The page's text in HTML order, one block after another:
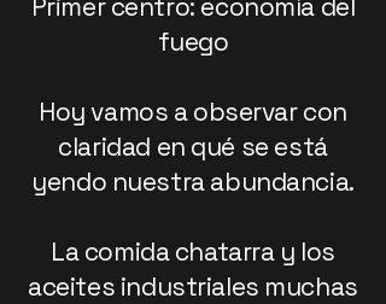
Primer centro: economía del
fuego
Hoy vamos a observar con
claridad en qué se está
yendo nuestra abundancia.
La comida chatarra y los
aceites industriales muchas